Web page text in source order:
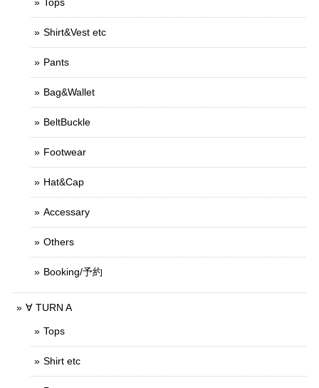
Tops
Shirt&Vest etc
Pants
Bag&Wallet
BeltBuckle
Footwear
Hat&Cap
Accessary
Others
Booking/予約
∀ TURN A
Tops
Shirt etc